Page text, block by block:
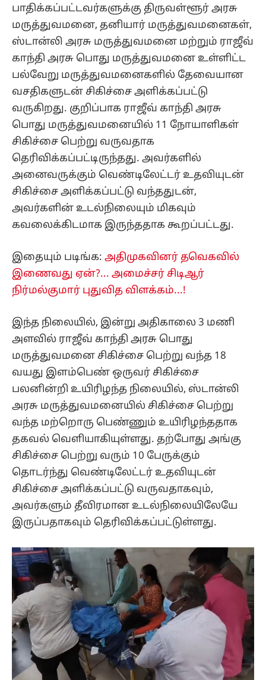
பாதிக்கப்பட்டவர்களுக்கு திருவள்ளூர் அரசு
மருத்துவமனை, தனியார் மருத்துவமனைகள்,
ஸ்டான்லி அரசு மருத்துவமனை மற்றும் ராஜீவ்
காந்தி அரசு பொது மருத்துவமனை உள்ளிட்ட
பல்வேறு மருத்துவமனைகளில் தேவையான
வசதிகளுடன் சிகிச்சை அளிக்கப்பட்டு
வருகிறது. குறிப்பாக ராஜீவ் காந்தி அரசு
பொது மருத்துவமனையில் 11 நோயாளிகள்
சிகிச்சை பெற்று வருவதாக
தெரிவிக்கப்பட்டிருந்தது. அவர்களில்
அனைவருக்கும் வெண்டிலேட்டர் உதவியுடன்
சிகிச்சை அளிக்கப்பட்டு வந்ததுடன்,
அவர்களின் உடல்நிலையும் மிகவும்
கவலைக்கிடமாக இருந்ததாக கூறப்பட்டது.
இதையும் படிங்க: அதிமுகவினர் தவெகவில்
இணைவது ஏன்?... அமைச்சர் சிடிஆர்
நிர்மல்குமார் புதுவித விளக்கம்...!
இந்த நிலையில், இன்று அதிகாலை 3 மணி
அளவில் ராஜீவ் காந்தி அரசு பொது
மருத்துவமனை சிகிச்சை பெற்று வந்த 18
வயது இளம்பெண் ஒருவர் சிகிச்சை
பலனின்றி உயிரிழந்த நிலையில், ஸ்டான்லி
அரசு மருத்துவமனையில் சிகிச்சை பெற்று
வந்த மற்றொரு பெண்ணும் உயிரிழந்ததாக
தகவல் வெளியாகியுள்ளது. தற்போது அங்கு
சிகிச்சை பெற்று வரும் 10 பேருக்கும்
தொடர்ந்து வெண்டிலேட்டர் உதவியுடன்
சிகிச்சை அளிக்கப்பட்டு வருவதாகவும்,
அவர்களும் தீவிரமான உடல்நிலையிலேயே
இருப்பதாகவும் தெரிவிக்கப்பட்டுள்ளது.